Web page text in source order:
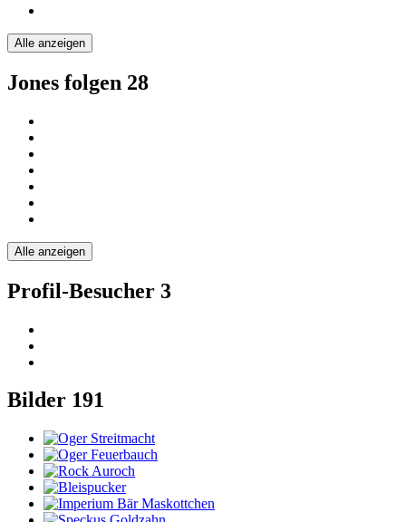
Alle anzeigen
Jones folgen 28
Alle anzeigen
Profil-Besucher 3
Bilder 191